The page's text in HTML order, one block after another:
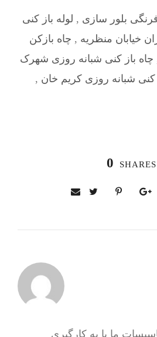
بلور سازی , لوله باز کنی
خیابان منظریه , چاه بازکن
چاه باز کنی شبانه روزی شهرک
کنی شبانه روزی کریم خان ,
0 SHARES
ما با به‌ کارگیری